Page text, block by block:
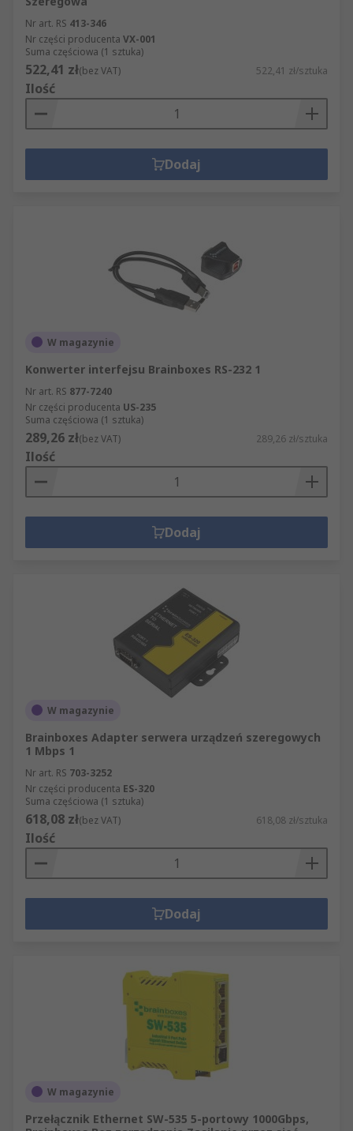
Nr art. RS 413-346
Nr części producenta VX-001
Suma częściowa (1 sztuka)
522,41 zł(bez VAT) 522,41 zł/sztuka
Ilość
Dodaj
W magazynie
Konwerter interfejsu Brainboxes RS-232 1
Nr art. RS 877-7240
Nr części producenta US-235
Suma częściowa (1 sztuka)
289,26 zł(bez VAT) 289,26 zł/sztuka
Ilość
Dodaj
W magazynie
Brainboxes Adapter serwera urządzeń szeregowych
1 Mbps 1
Nr art. RS 703-3252
Nr części producenta ES-320
Suma częściowa (1 sztuka)
618,08 zł(bez VAT) 618,08 zł/sztuka
Ilość
Dodaj
W magazynie
Przełącznik Ethernet SW-535 5-portowy 1000Gbps,